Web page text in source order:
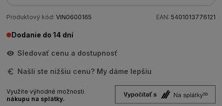
Produktový kód: VIN0600165 EAN: 5401013776121
Dodanie do 14 dní
Sledovať cenu a dostupnosť
Našli ste nižšiu cenu? My dáme lepšiu
Využite výhodné možnosti
nákupu na splátky.